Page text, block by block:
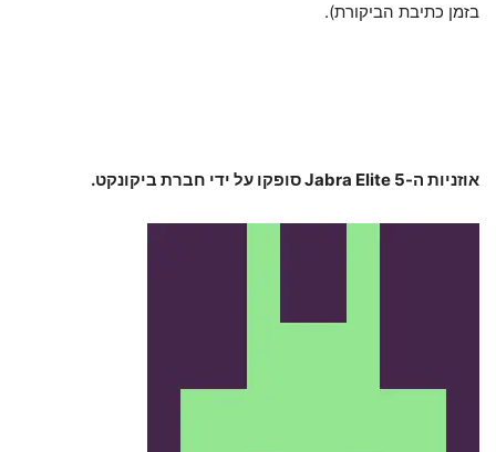
בזמן כתיבת הביקורת).
אוזניות ה-Jabra Elite 5 סופקו על ידי חברת ביקונקט.